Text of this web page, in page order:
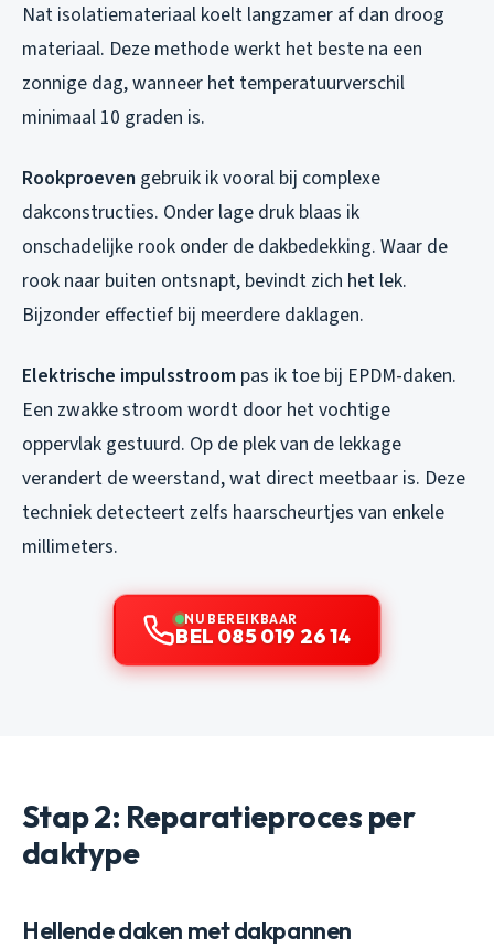
Nat isolatiemateriaal koelt langzamer af dan droog
materiaal. Deze methode werkt het beste na een
zonnige dag, wanneer het temperatuurverschil
minimaal 10 graden is.
Rookproeven gebruik ik vooral bij complexe
dakconstructies. Onder lage druk blaas ik
onschadelijke rook onder de dakbedekking. Waar de
rook naar buiten ontsnapt, bevindt zich het lek.
Bijzonder effectief bij meerdere daklagen.
Elektrische impulsstroom pas ik toe bij EPDM-daken.
Een zwakke stroom wordt door het vochtige
oppervlak gestuurd. Op de plek van de lekkage
verandert de weerstand, wat direct meetbaar is. Deze
techniek detecteert zelfs haarscheurtjes van enkele
millimeters.
NU BEREIKBAAR
BEL 085 019 26 14
Stap 2: Reparatieproces per
daktype
Hellende daken met dakpannen